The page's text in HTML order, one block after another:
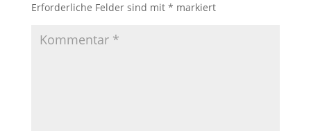
Erforderliche Felder sind mit * markiert